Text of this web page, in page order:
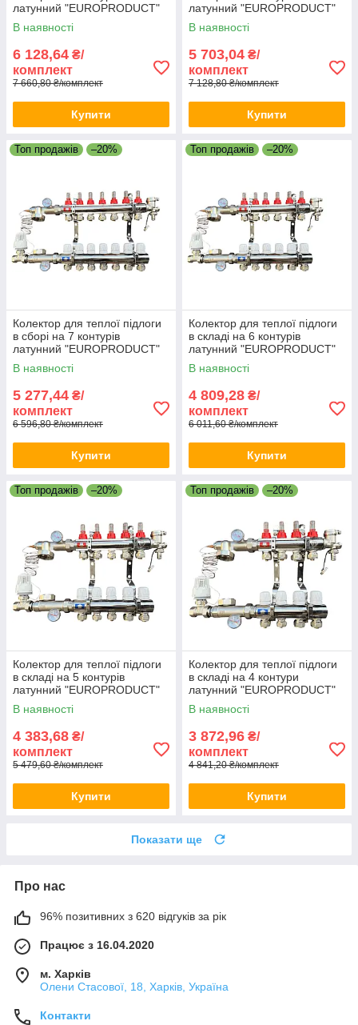
латунний "EUROPRODUCT"
В наявності
6 128,64 ₴/
комплект
7 660,80 ₴/комплект
Купити
латунний "EUROPRODUCT"
В наявності
5 703,04 ₴/
комплект
7 128,80 ₴/комплект
Купити
Топ продажів –20%
Колектор для теплої підлоги
в сборі на 7 контурів
латунний "EUROPRODUCT"
В наявності
5 277,44 ₴/
комплект
6 596,80 ₴/комплект
Купити
Топ продажів –20%
Колектор для теплої підлоги
в складі на 6 контурів
латунний "EUROPRODUCT"
В наявності
4 809,28 ₴/
комплект
6 011,60 ₴/комплект
Купити
Топ продажів –20%
Колектор для теплої підлоги
в складі на 5 контурів
латунний "EUROPRODUCT"
В наявності
4 383,68 ₴/
комплект
5 479,60 ₴/комплект
Купити
Топ продажів –20%
Колектор для теплої підлоги
в складі на 4 контури
латунний "EUROPRODUCT"
В наявності
3 872,96 ₴/
комплект
4 841,20 ₴/комплект
Купити
Показати ще
Про нас
96% позитивних з 620 відгуків за рік
Працює з 16.04.2020
м. Харків
Олени Стасової, 18, Харків, Україна
Контакти